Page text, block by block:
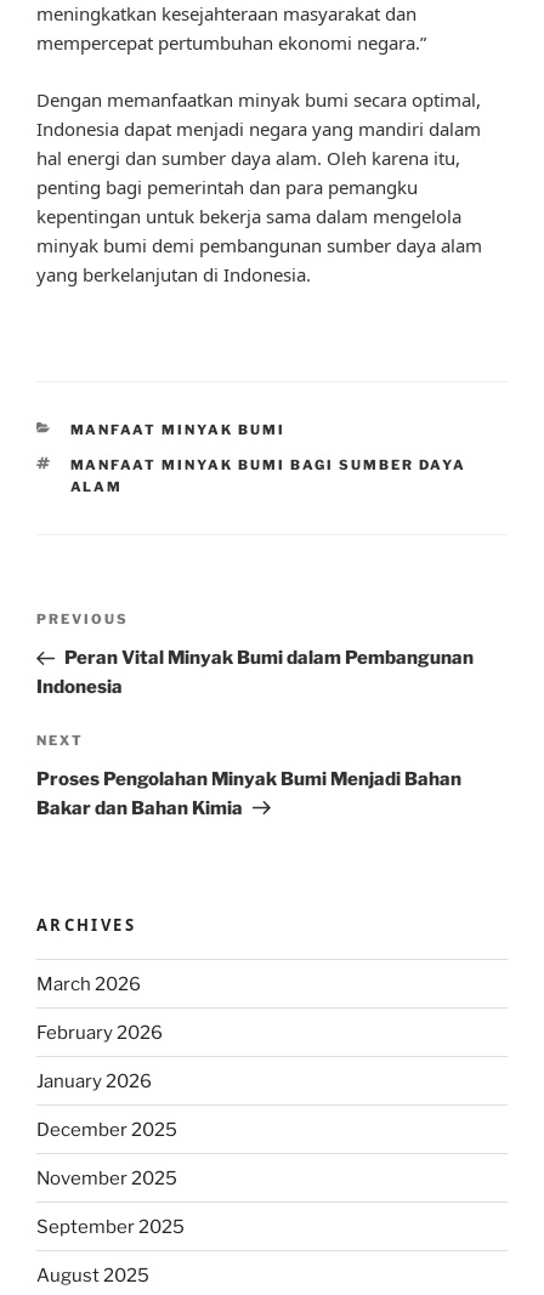
meningkatkan kesejahteraan masyarakat dan
mempercepat pertumbuhan ekonomi negara.”
Dengan memanfaatkan minyak bumi secara optimal,
Indonesia dapat menjadi negara yang mandiri dalam
hal energi dan sumber daya alam. Oleh karena itu,
penting bagi pemerintah dan para pemangku
kepentingan untuk bekerja sama dalam mengelola
minyak bumi demi pembangunan sumber daya alam
yang berkelanjutan di Indonesia.
CATEGORIES
MANFAAT MINYAK BUMI
TAGS
MANFAAT MINYAK BUMI BAGI SUMBER DAYA
ALAM
Previous
Post
PREVIOUS
Peran Vital Minyak Bumi dalam Pembangunan
Indonesia
Next
Post
NEXT
Proses Pengolahan Minyak Bumi Menjadi Bahan
Bakar dan Bahan Kimia
ARCHIVES
March 2026
February 2026
January 2026
December 2025
November 2025
September 2025
August 2025